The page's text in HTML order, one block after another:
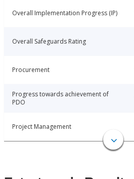
Overall Implementation Progress (IP)
Overall Safeguards Rating
Procurement
Progress towards achievement of
PDO
Project Management